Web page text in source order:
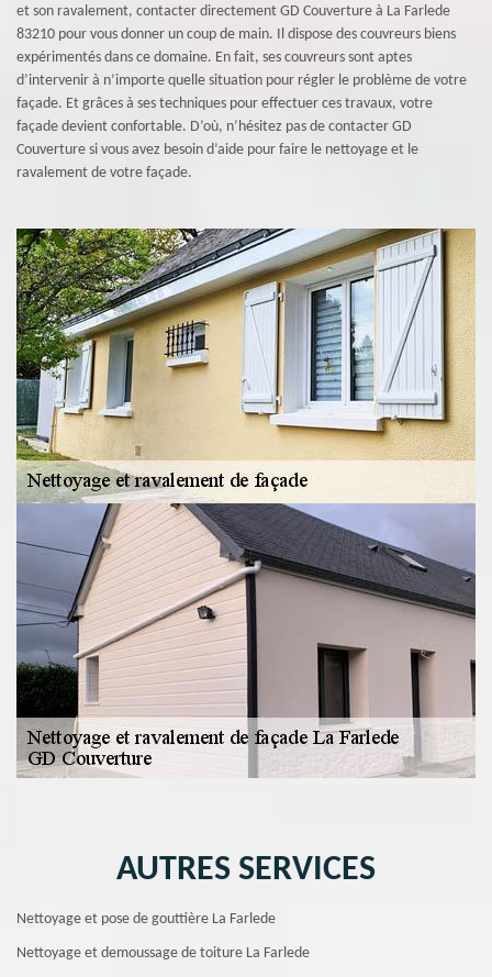
et son ravalement, contacter directement GD Couverture à La Farlede
83210 pour vous donner un coup de main. Il dispose des couvreurs biens
expérimentés dans ce domaine. En fait, ses couvreurs sont aptes
d’intervenir à n’importe quelle situation pour régler le problème de votre
façade. Et grâces à ses techniques pour effectuer ces travaux, votre
façade devient confortable. D’où, n’hésitez pas de contacter GD
Couverture si vous avez besoin d’aide pour faire le nettoyage et le
ravalement de votre façade.
AUTRES SERVICES
Nettoyage et pose de gouttière La Farlede
Nettoyage et demoussage de toiture La Farlede